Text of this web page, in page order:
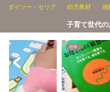
ダイソー・セリア 幼児教材 感
子育て世代
絵本